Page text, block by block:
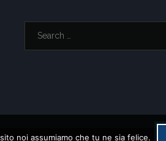
noi assumiamo che tu ne sia felice.